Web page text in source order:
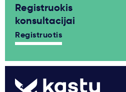
Registruokis
konsultacijai
Registruotis